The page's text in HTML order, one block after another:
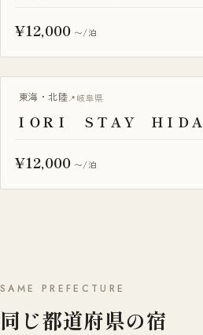
¥12,000 〜/泊
ペット可
東海・北陸 岐阜県
ＩＯＲＩ ＳＴＡＹ ＨＩＤＡ
¥12,000 〜/泊
SAME PREFECTURE
同じ都道府県の宿